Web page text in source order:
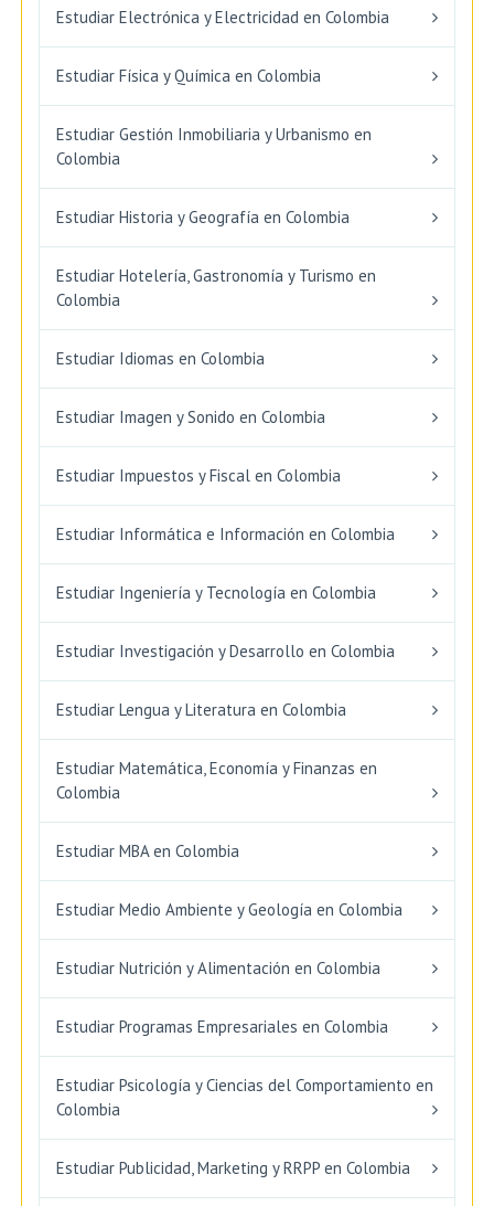
Estudiar Electrónica y Electricidad en Colombia
Estudiar Física y Química en Colombia
Estudiar Gestión Inmobiliaria y Urbanismo en
Colombia
Estudiar Historia y Geografía en Colombia
Estudiar Hotelería, Gastronomía y Turismo en
Colombia
Estudiar Idiomas en Colombia
Estudiar Imagen y Sonido en Colombia
Estudiar Impuestos y Fiscal en Colombia
Estudiar Informática e Información en Colombia
Estudiar Ingeniería y Tecnología en Colombia
Estudiar Investigación y Desarrollo en Colombia
Estudiar Lengua y Literatura en Colombia
Estudiar Matemática, Economía y Finanzas en
Colombia
Estudiar MBA en Colombia
Estudiar Medio Ambiente y Geología en Colombia
Estudiar Nutrición y Alimentación en Colombia
Estudiar Programas Empresariales en Colombia
Estudiar Psicología y Ciencias del Comportamiento en
Colombia
Estudiar Publicidad, Marketing y RRPP en Colombia